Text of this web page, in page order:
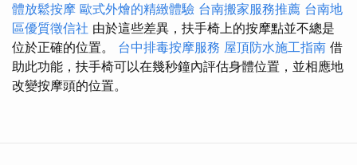
體放鬆按摩 歐式外燴的精緻體驗 台南搬家服務推薦 台南地
區優質徵信社 由於這些差異，扶手椅上的按摩點並不總是
位於正確的位置。 台中排毒按摩服務 屋頂防水施工指南 借
助此功能，扶手椅可以在幾秒鐘內評估身體位置，並相應地
改變按摩頭的位置。